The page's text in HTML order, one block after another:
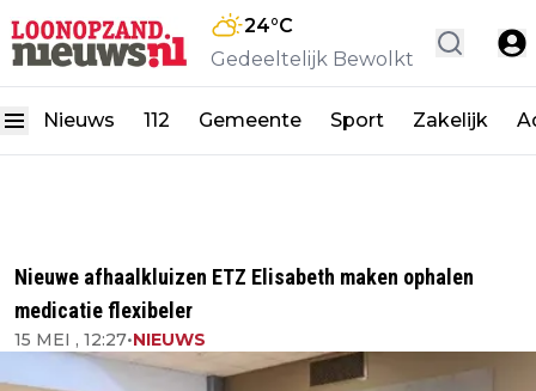
24°C
Gedeeltelijk Bewolkt
Nieuws 112 Gemeente Sport Zakelijk
Nieuwe afhaalkluizen ETZ Elisabeth maken ophalen
medicatie flexibeler
15 MEI , 12:27•NIEUWS